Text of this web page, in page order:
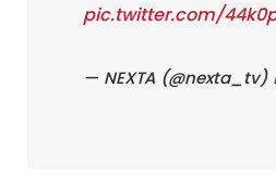
pic.twitter.com/
— NEXTA (@nexta_tv)